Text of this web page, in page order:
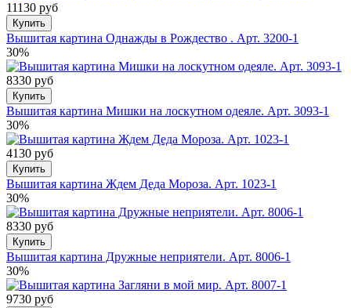
11130 руб
Купить
Вышитая картина Однажды в Рождество . Арт. 3200-1
30%
8330 руб
Купить
Вышитая картина Мишки на лоскутном одеяле. Арт. 3093-1
30%
4130 руб
Купить
Вышитая картина Ждем Деда Мороза. Арт. 1023-1
30%
8330 руб
Купить
Вышитая картина Дружные неприятели. Арт. 8006-1
30%
9730 руб